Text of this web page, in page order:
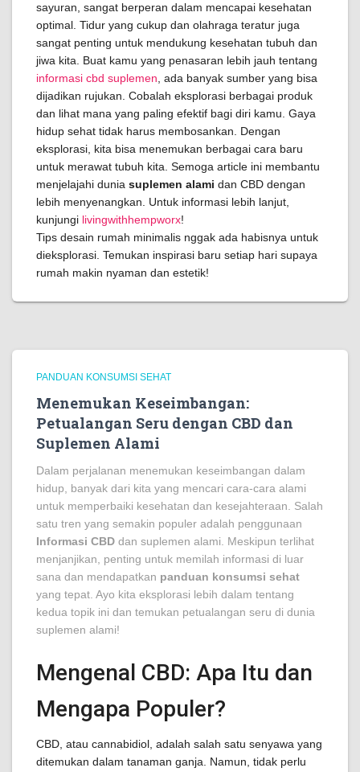
sayuran, sangat berperan dalam mencapai kesehatan
optimal. Tidur yang cukup dan olahraga teratur juga
sangat penting untuk mendukung kesehatan tubuh dan
jiwa kita. Buat kamu yang penasaran lebih jauh tentang
informasi cbd suplemen , ada banyak sumber yang bisa
dijadikan rujukan. Cobalah eksplorasi berbagai produk
dan lihat mana yang paling efektif bagi diri kamu. Gaya
hidup sehat tidak harus membosankan. Dengan
eksplorasi, kita bisa menemukan berbagai cara baru
untuk merawat tubuh kita. Semoga article ini membantu
menjelajahi dunia suplemen alami dan CBD dengan
lebih menyenangkan. Untuk informasi lebih lanjut,
kunjungi livingwithhempworx!
Tips desain rumah minimalis nggak ada habisnya untuk
dieksplorasi. Temukan inspirasi baru setiap hari supaya
rumah makin nyaman dan estetik!
PANDUAN KONSUMSI SEHAT
Menemukan Keseimbangan:
Petualangan Seru dengan CBD dan
Suplemen Alami
Dalam perjalanan menemukan keseimbangan dalam
hidup, banyak dari kita yang mencari cara-cara alami
untuk memperbaiki kesehatan dan kesejahteraan. Salah
satu tren yang semakin populer adalah penggunaan
Informasi CBD dan suplemen alami. Meskipun terlihat
menjanjikan, penting untuk memilah informasi di luar
sana dan mendapatkan panduan konsumsi sehat
yang tepat. Ayo kita eksplorasi lebih dalam tentang
kedua topik ini dan temukan petualangan seru di dunia
suplemen alami!
Mengenal CBD: Apa Itu dan
Mengapa Populer?
CBD, atau cannabidiol, adalah salah satu senyawa yang
ditemukan dalam tanaman ganja. Namun, tidak perlu